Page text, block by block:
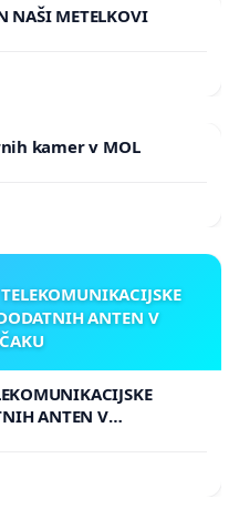
NAŠI METELKOVI
kamer v MOL
ANTEN V
ANTEN V